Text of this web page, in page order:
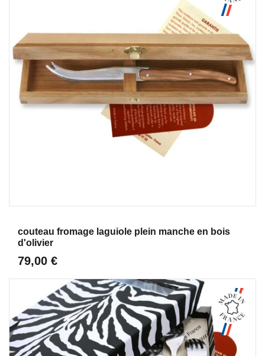
couteau fromage laguiole plein manche en bois
d'olivier
79,00 €